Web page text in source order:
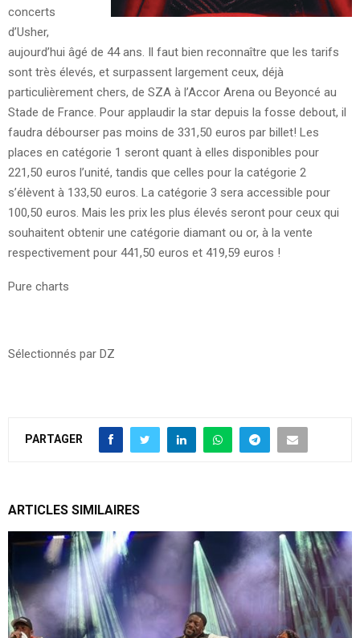
concerts
d’Usher,
aujourd’hui âgé de 44 ans. Il faut bien reconnaître que les tarifs
sont très élevés, et surpassent largement ceux, déjà
particulièrement chers, de SZA à l’Accor Arena ou Beyoncé au
Stade de France. Pour applaudir la star depuis la fosse debout, il
faudra débourser pas moins de 331,50 euros par billet! Les
places en catégorie 1 seront quant à elles disponibles pour
221,50 euros l’unité, tandis que celles pour la catégorie 2
s’élèvent à 133,50 euros. La catégorie 3 sera accessible pour
100,50 euros. Mais les prix les plus élevés seront pour ceux qui
souhaitent obtenir une catégorie diamant ou or, à la vente
respectivement pour 441,50 euros et 419,59 euros !
Pure charts
Sélectionnés par DZ
PARTAGER
ARTICLES SIMILAIRES